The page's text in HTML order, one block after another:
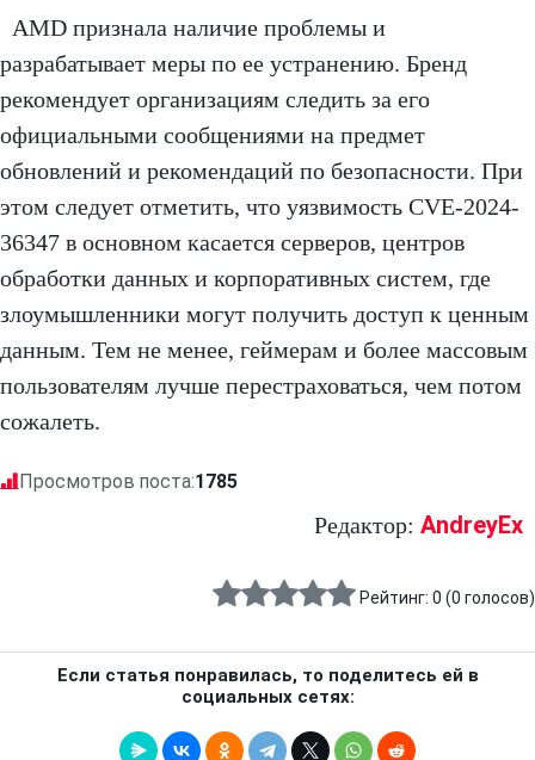
AMD признала наличие проблемы и
разрабатывает меры по ее устранению. Бренд
рекомендует организациям следить за его
официальными сообщениями на предмет
обновлений и рекомендаций по безопасности. При
этом следует отметить, что уязвимость CVE-2024-
36347 в основном касается серверов, центров
обработки данных и корпоративных систем, где
злоумышленники могут получить доступ к ценным
данным. Тем не менее, геймерам и более массовым
пользователям лучше перестраховаться, чем потом
сожалеть.
Просмотров поста:1785
Редактор: AndreyEx
Рейтинг: 0 (0 голосов)
Если статья понравилась, то поделитесь ей в
социальных сетях: